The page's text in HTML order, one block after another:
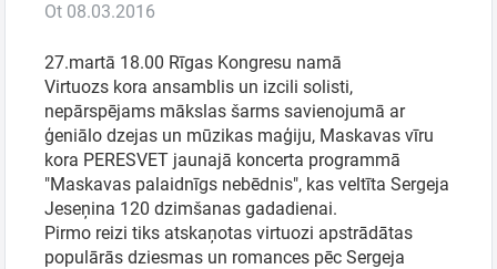
Ģimenei
Festivāls
Semināri
Dāvanu
kartes
Ot 08.03.2016
27.martā 18.00 Rīgas Kongresu namā
Virtuozs kora ansamblis un izcili solisti,
nepārspējams mākslas šarms savienojumā ar
ģeniālo dzejas un mūzikas maģiju, Maskavas vīru
kora PERESVET jaunajā koncerta programmā
"Maskavas palaidnīgs nebēdnis", kas veltīta Sergeja
Jeseņina 120 dzimšanas gadadienai.
Pirmo reizi tiks atskaņotas virtuozi apstrādātas
populārās dziesmas un romances pēc Sergeja